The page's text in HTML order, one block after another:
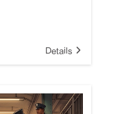
Details